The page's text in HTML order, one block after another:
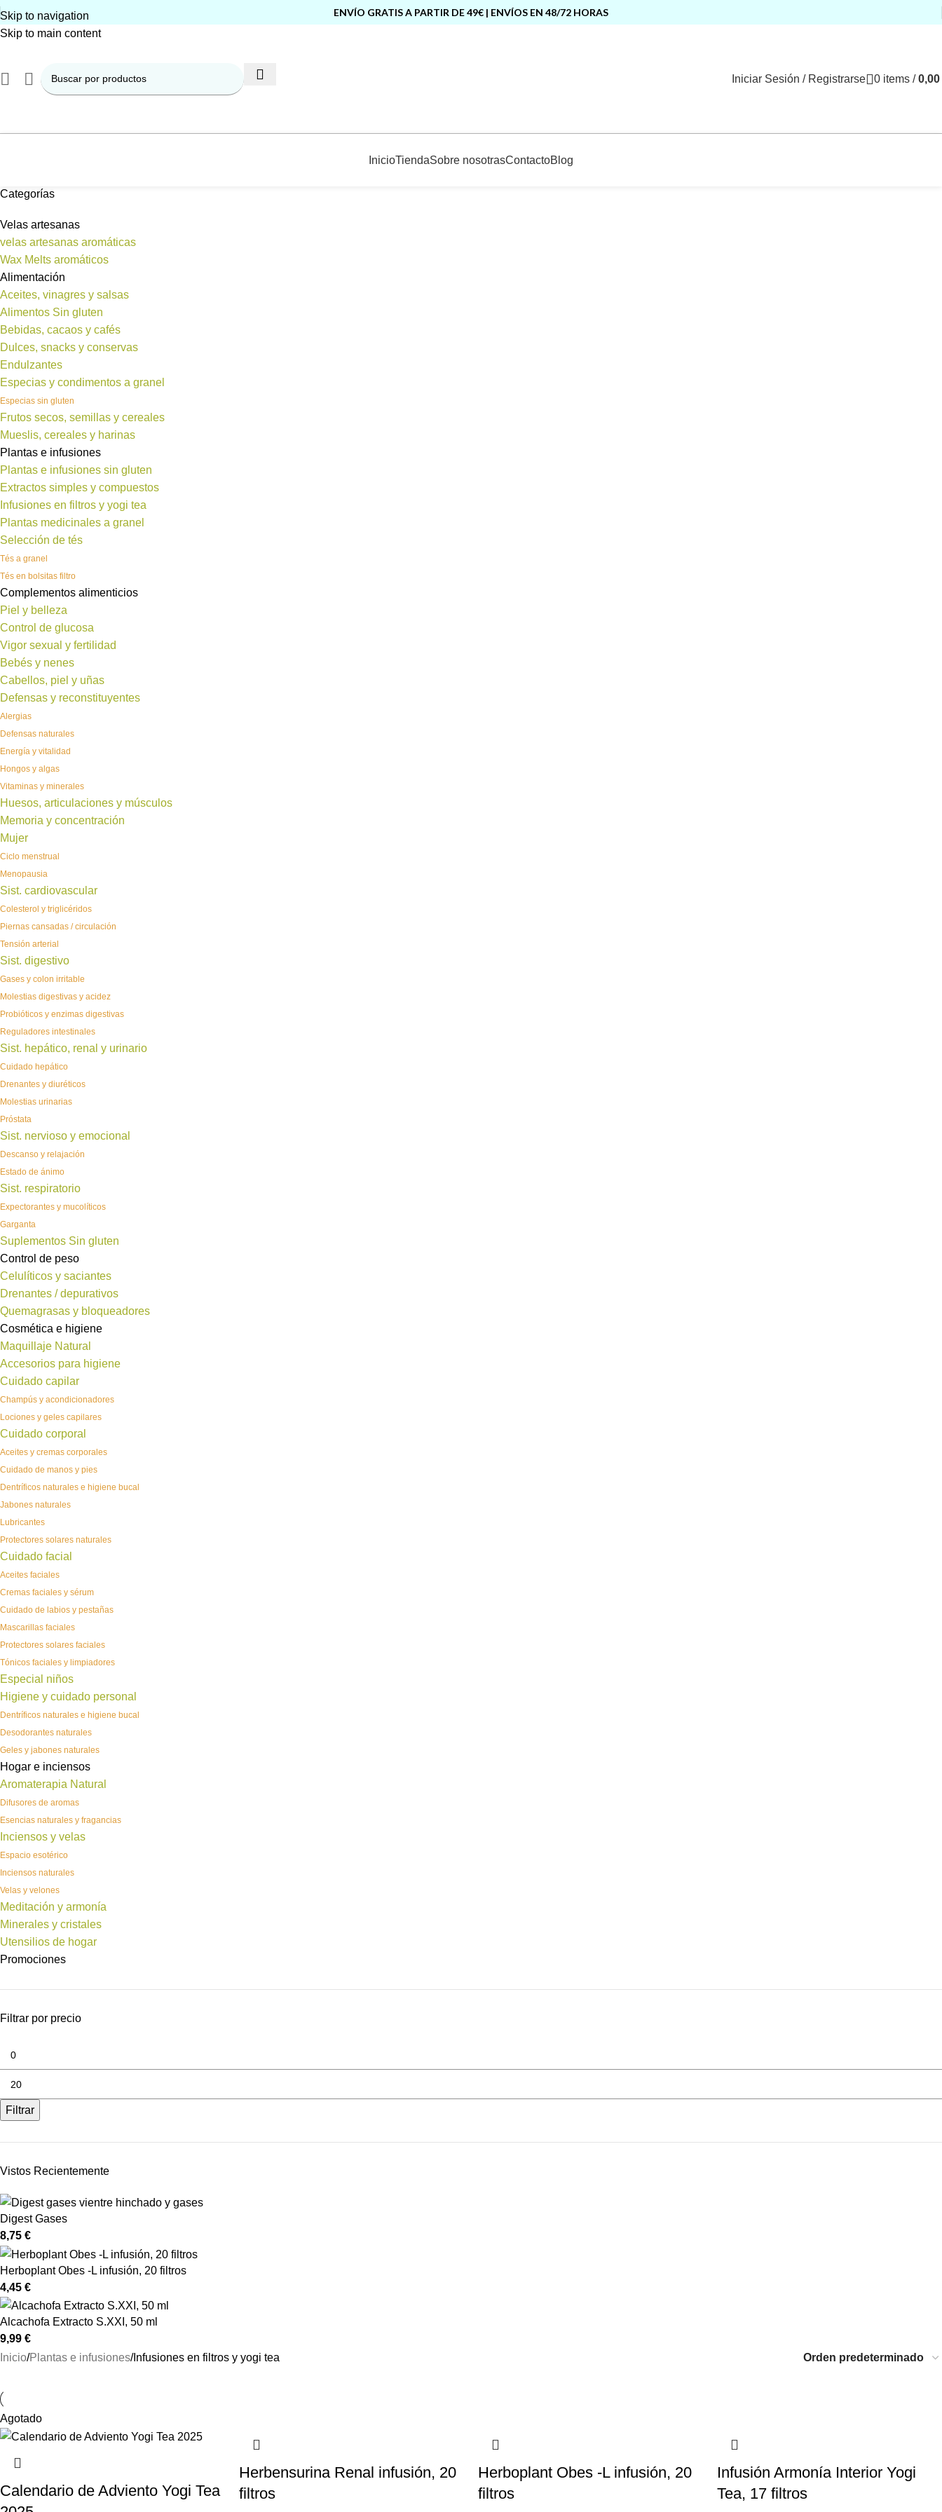
Skip to navigation
Skip to main content
ENVÍO GRATIS A PARTIR DE 49€ | ENVÍOS EN 48/72 HORAS
Iniciar Sesión / Registrarse 0 items / 0,00
InicioTiendaSobre nosotrasContactoBlog
Categorías
Velas artesanas
velas artesanas aromáticas
Wax Melts aromáticos
Alimentación
Aceites, vinagres y salsas
Alimentos Sin gluten
Bebidas, cacaos y cafés
Dulces, snacks y conservas
Endulzantes
Especias y condimentos a granel
Especias sin gluten
Frutos secos, semillas y cereales
Mueslis, cereales y harinas
Plantas e infusiones
Plantas e infusiones sin gluten
Extractos simples y compuestos
Infusiones en filtros y yogi tea
Plantas medicinales a granel
Selección de tés
Tés a granel
Tés en bolsitas filtro
Complementos alimenticios
Piel y belleza
Control de glucosa
Vigor sexual y fertilidad
Bebés y nenes
Cabellos, piel y uñas
Defensas y reconstituyentes
Alergias
Defensas naturales
Energía y vitalidad
Hongos y algas
Vitaminas y minerales
Huesos, articulaciones y músculos
Memoria y concentración
Mujer
Ciclo menstrual
Menopausia
Sist. cardiovascular
Colesterol y triglicéridos
Piernas cansadas / circulación
Tensión arterial
Sist. digestivo
Gases y colon irritable
Molestias digestivas y acidez
Probióticos y enzimas digestivas
Reguladores intestinales
Sist. hepático, renal y urinario
Cuidado hepático
Drenantes y diuréticos
Molestias urinarias
Próstata
Sist. nervioso y emocional
Descanso y relajación
Estado de ánimo
Sist. respiratorio
Expectorantes y mucolíticos
Garganta
Suplementos Sin gluten
Control de peso
Celulíticos y saciantes
Drenantes / depurativos
Quemagrasas y bloqueadores
Cosmética e higiene
Maquillaje Natural
Accesorios para higiene
Cuidado capilar
Champús y acondicionadores
Lociones y geles capilares
Cuidado corporal
Aceites y cremas corporales
Cuidado de manos y pies
Dentríficos naturales e higiene bucal
Jabones naturales
Lubricantes
Protectores solares naturales
Cuidado facial
Aceites faciales
Cremas faciales y sérum
Cuidado de labios y pestañas
Mascarillas faciales
Protectores solares faciales
Tónicos faciales y limpiadores
Especial niños
Higiene y cuidado personal
Dentríficos naturales e higiene bucal
Desodorantes naturales
Geles y jabones naturales
Hogar e inciensos
Aromaterapia Natural
Difusores de aromas
Esencias naturales y fragancias
Inciensos y velas
Espacio esotérico
Inciensos naturales
Velas y velones
Meditación y armonía
Minerales y cristales
Utensilios de hogar
Promociones
Filtrar por precio
Filtrar
Vistos Recientemente
Digest Gases
8,75 €
Herboplant Obes -L infusión, 20 filtros
4,45 €
Alcachofa Extracto S.XXI, 50 ml
9,99 €
Inicio Plantas e infusiones Infusiones en filtros y yogi tea
Agotado
Calendario de Adviento Yogi Tea
Herbensurina Renal infusión, 20
filtros
Herboplant Obes -L infusión, 20
filtros
Infusión Armonía Interior Yogi
Tea, 17 filtros